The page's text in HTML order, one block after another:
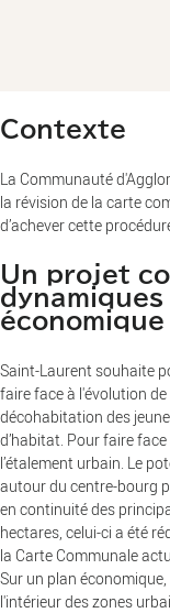
Contexte
La Communauté
la révision de la carte
d’achever cette
Un projet
Saint-Laurent souhaite
faire face à l'évolution
décohabitation des
d’habitat. Pour faire
l’étalement urbain. Le
autour du centre-bourg
en continuité des
hectares, celui-ci a été
la Carte Communale
Sur un plan
l'intérieur des zones